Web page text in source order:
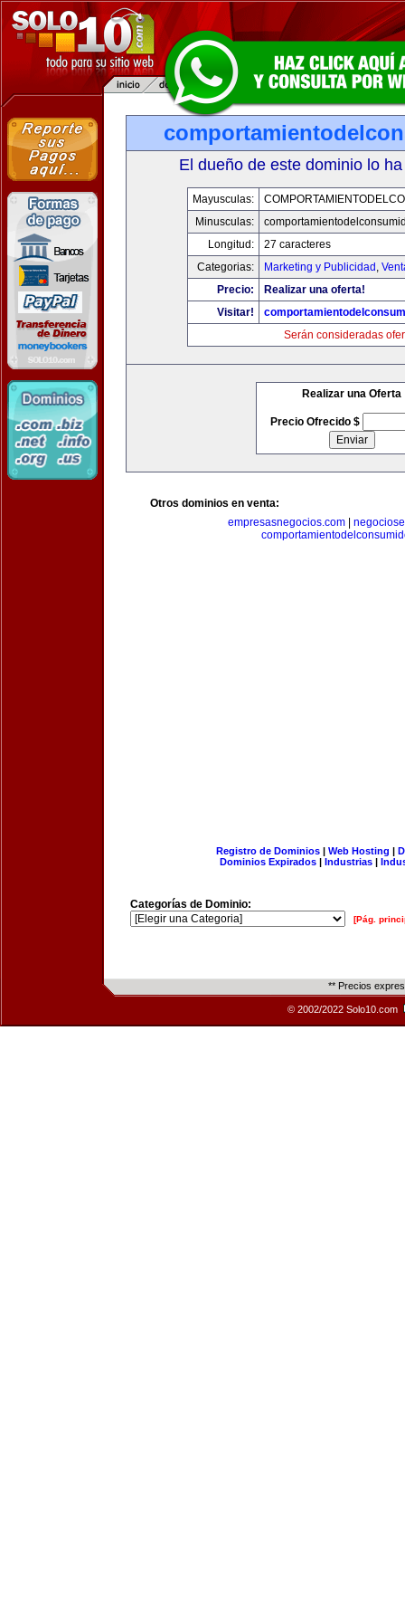
El dueño de este dominio lo
Mayusculas:
Minusculas:
Longitud:
27 caracteres
Categorias:
Marketing y Publicidad ,
Precio:
Realizar una oferta!
Visitar!
Serán consideradas
Realizar una Oferta
Precio Ofrecido $
Otros dominios en venta:
empresasnegocios.com|
Registro de Dominios| Web Hosting |
Dominios Expirados | Industrias |
Categorías de Dominio:
[Pág.
** Precios
© 2002/2022 Solo10.com